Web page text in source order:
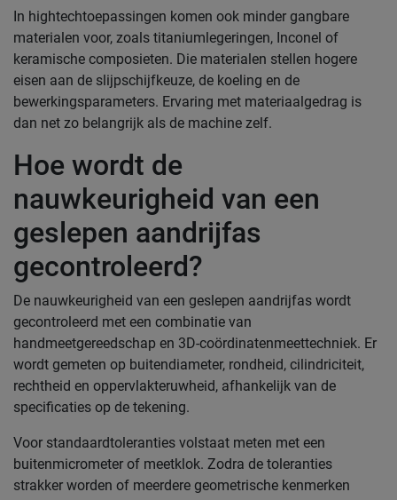
In hightechtoepassingen komen ook minder gangbare
materialen voor, zoals titaniumlegeringen, Inconel of
keramische composieten. Die materialen stellen hogere
eisen aan de slijpschijfkeuze, de koeling en de
bewerkingsparameters. Ervaring met materiaalgedrag is
dan net zo belangrijk als de machine zelf.
Hoe wordt de
nauwkeurigheid van een
geslepen aandrijfas
gecontroleerd?
De nauwkeurigheid van een geslepen aandrijfas wordt
gecontroleerd met een combinatie van
handmeetgereedschap en 3D-coördinatenmeettechniek. Er
wordt gemeten op buitendiameter, rondheid, cilindriciteit,
rechtheid en oppervlakteruwheid, afhankelijk van de
specificaties op de tekening.
Voor standaardtoleranties volstaat meten met een
buitenmicrometer of meetklok. Zodra de toleranties
strakker worden of meerdere geometrische kenmerken